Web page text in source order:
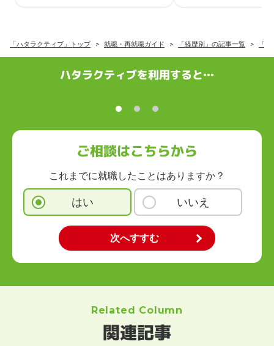
「ハタラクティブ」トップ 就職・再就職ガイド 「経歴別」の記事一覧 「
ハタラクティブを利用すると…
ご相談はこちらから
これまでに就職したことはありますか？
はい いいえ
Related Column
関連記事